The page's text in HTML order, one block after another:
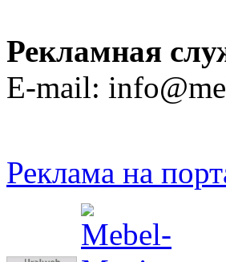
Рекламная
E-mail:
Реклама на